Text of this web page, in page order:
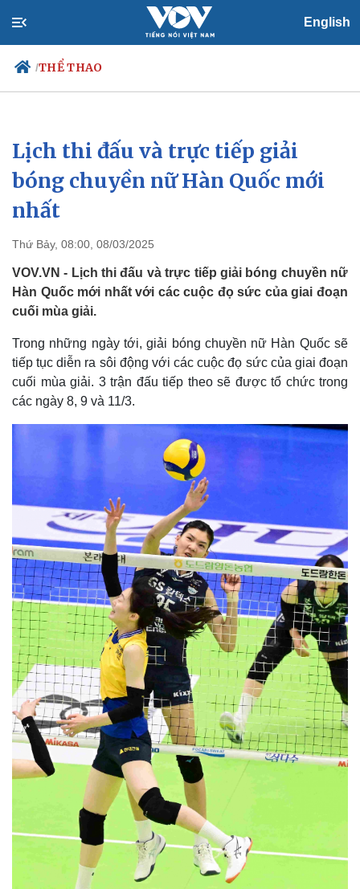
English
/THỂ THAO
Chính trị
Đảng
Tổ chức nhân sự
Quốc hội
Xã hội
Tin 24h
Dự báo thời tiết
Lịch thi đấu và trực tiếp giải
bóng chuyền nữ Hàn Quốc mới
nhất
Thứ Bảy, 08:00, 08/03/2025
VOV.VN - Lịch thi đấu và trực tiếp giải bóng chuyền nữ
Hàn Quốc mới nhất với các cuộc đọ sức của giai đoạn
cuối mùa giải.
Trong những ngày tới, giải bóng chuyền nữ Hàn Quốc sẽ
tiếp tục diễn ra sôi động với các cuộc đọ sức của giai đoạn
cuối mùa giải. 3 trận đấu tiếp theo sẽ được tổ chức trong
các ngày 8, 9 và 11/3.